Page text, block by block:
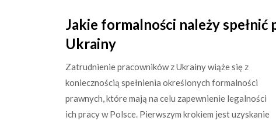
Jakie formalności należy
Ukrainy
Zatrudnienie pracowników z Ukrainy wiąże się z
koniecznością spełnienia określonych formalności
prawnych, które mają na celu zapewnienie legalności
ich pracy w Polsce. Pierwszym krokiem jest uzyskanie